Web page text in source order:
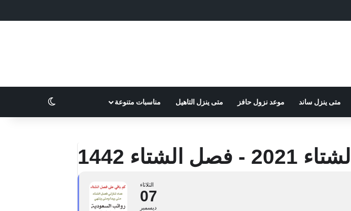
متى ينزل ساند موعد نزول حافز متى ينزل التاهيل مناسبات متنوعة الوضع المظلم
1442
الثلاثاء
07
ديسمبر